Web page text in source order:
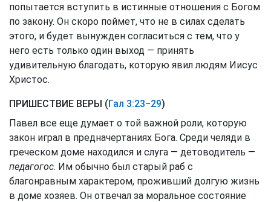
попытается вступить в истинные отношения с Богом
по закону. Он скоро поймет, что не в силах сделать
этого, и будет вынужден согласиться с тем, что у
него есть только один выход — принять
удивительную благодать, которую явил людям Иисус
Христос.
ПРИШЕСТВИЕ ВЕРЫ (Гал 3:23−29)
Павел все еще думает о той важной роли, которую
закон играл в предначертаниях Бога. Среди челяди в
греческом доме находился и слуга — детоводитель —
педагогос. Им обычно был старый раб с
благонравным характером, проживший долгую жизнь
в доме хозяев. Он отвечал за моральное состояние